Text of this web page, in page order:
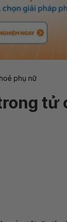
phụ nữ
tử